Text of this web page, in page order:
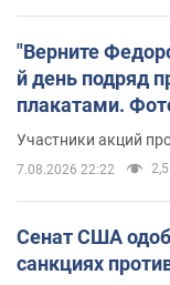
"Верните
й день подряд
плакатами.
Участники акций
7.08.2026 22:22
Сенат США
санкциях